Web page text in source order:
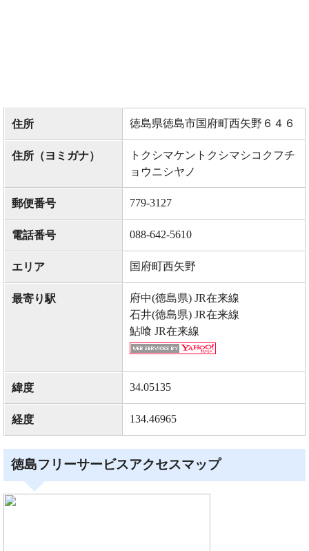
住所 徳島県徳島市国府町西矢野６４６
住所（ヨミガナ）
トクシマケントクシマシコクフチ
ョウニシヤノ
郵便番号 779-3127
電話番号 088-642-5610
エリア 国府町西矢野
最寄り駅
府中(徳島県) JR在来線
石井(徳島県) JR在来線
鮎喰 JR在来線
緯度 34.05135
経度 134.46965
徳島フリーサービスアクセスマップ